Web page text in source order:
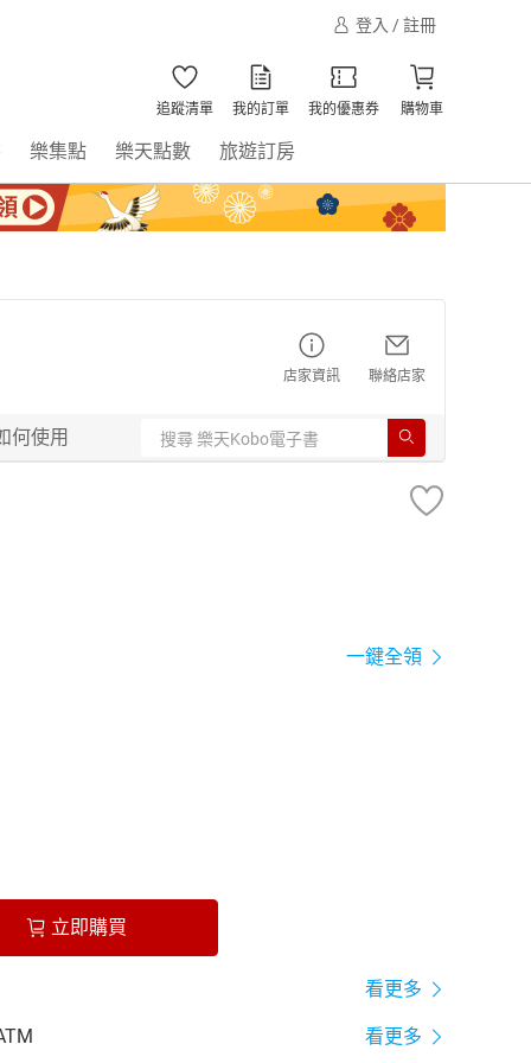
登入 / 註冊
追蹤清單 我的訂單 我的優惠券 購物車
樂集點 樂天點數 旅遊訂房
店家資訊 聯絡店家
何使用
一鍵全領
立即購買
看更多
看更多